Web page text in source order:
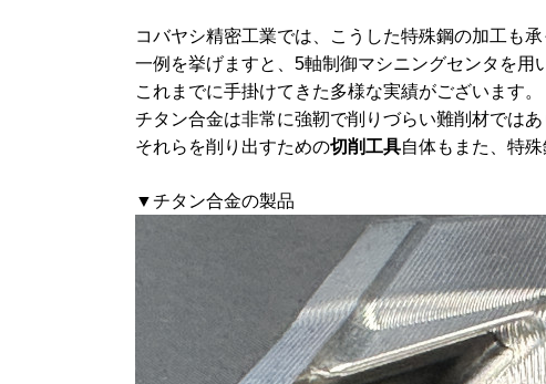
コバヤシ精密工業では、こうした特殊鋼の加工も承
一例を挙げますと、5軸制御マシニングセンタを用
これまでに手掛けてきた多様な実績がございます。
チタン合金は非常に強靭で削りづらい難削材ではあ
それらを削り出すための切削工具自体もまた、特
▼チタン合金の製品